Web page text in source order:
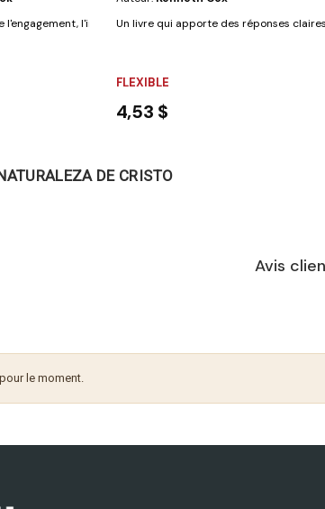
l'engagement, l'investissement de celui qui...
Un livre qui apporte des réponses
FLEXIBLE
4,53 $
DE CRISTO
Avis
le moment.